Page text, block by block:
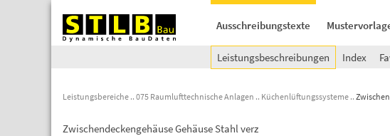
Ausschreibungstexte
Leistungsbeschreibungen Index
Leistungsbereiche 075 Raumlufttechnische Anlagen Küchenlüftungssysteme
Zwischendeckengehäuse Gehäuse Stahl verz